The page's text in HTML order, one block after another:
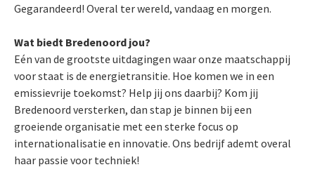
Gegarandeerd! Overal ter wereld, vandaag en morgen.
Wat biedt Bredenoord jou?
Eén van de grootste uitdagingen waar onze maatschappij
voor staat is de energietransitie. Hoe komen we in een
emissievrije toekomst? Help jij ons daarbij? Kom jij
Bredenoord versterken, dan stap je binnen bij een
groeiende organisatie met een sterke focus op
internationalisatie en innovatie. Ons bedrijf ademt overal
haar passie voor techniek!